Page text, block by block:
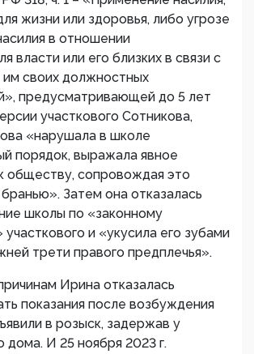
жизни или здоровья, либо угрозе
в отношении
власти или его близких в связи с
своих должностных
предусматривающей до 5 лет
участкового Сотникова,
«нарушала в школе
порядок, выражала явное
обществу, сопровождая это
Затем она отказалась
школы по «законному
и «укусила его зубами
трети правого предплечья».
Ирина отказалась
показания после возбуждения
в розыск, задержав у
дома. И 25 ноября 2023 г.